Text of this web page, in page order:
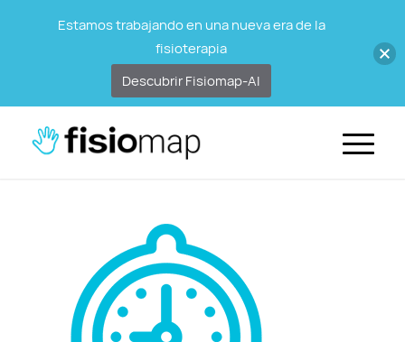
Estamos trabajando en una nueva era de la
fisioterapia
Descubrir Fisiomap-AI